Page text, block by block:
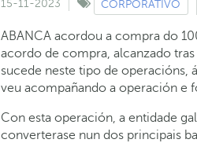
15-11-2023 CORPORATIVO
ABANCA acordou a compra do
acordo de compra, alcanzado
sucede neste tipo de operacións,
veu acompañando a operación e
Con esta operación, a entidade
converterase nun dos principais